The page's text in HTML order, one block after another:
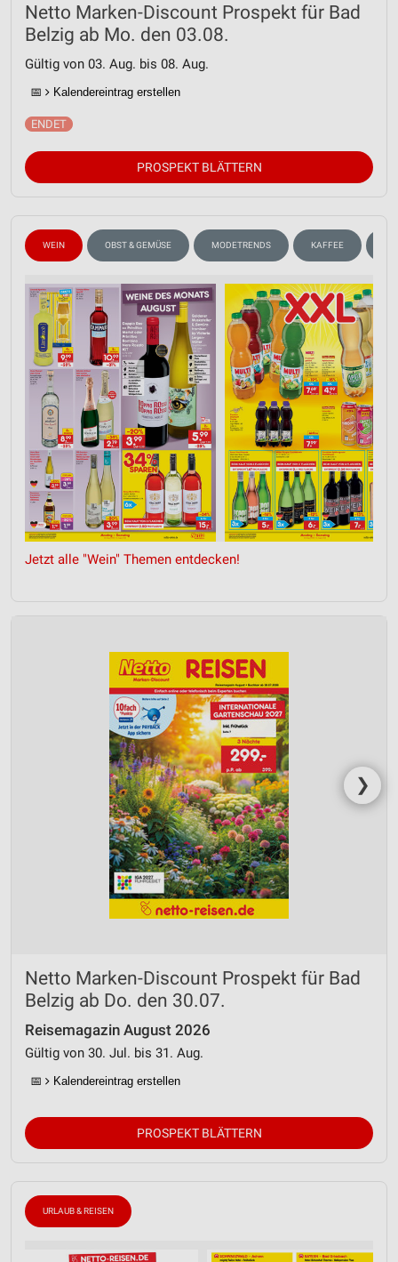
Netto Marken-Discount Prospekt für Bad
Belzig ab Mo. den 03.08.
Gültig von 03. Aug. bis 08. Aug.
📅 Kalendereintrag erstellen
PROSPEKT BLÄTTERN
WEIN OBST & GEMÜSE MODETRENDS KAFFEE
Jetzt alle "Wein" Themen entdecken!
❯
Netto Marken-Discount Prospekt für Bad
Belzig ab Do. den 30.07.
Reisemagazin August 2026
Gültig von 30. Jul. bis 31. Aug.
📅 Kalendereintrag erstellen
PROSPEKT BLÄTTERN
URLAUB & REISEN